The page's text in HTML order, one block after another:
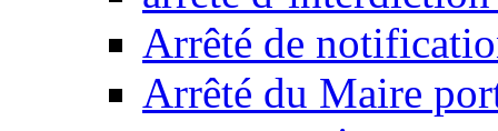
Arrêté de
Arrêté du Maire